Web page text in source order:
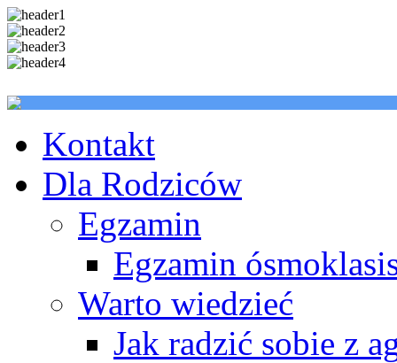
Kontakt
Dla Rodziców
Egzamin
Egzamin
Warto wiedzieć
Jak radzić sobie z